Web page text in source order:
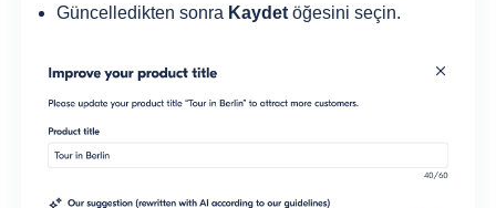
Güncelledikten sonra Kaydet öğesini seçin.